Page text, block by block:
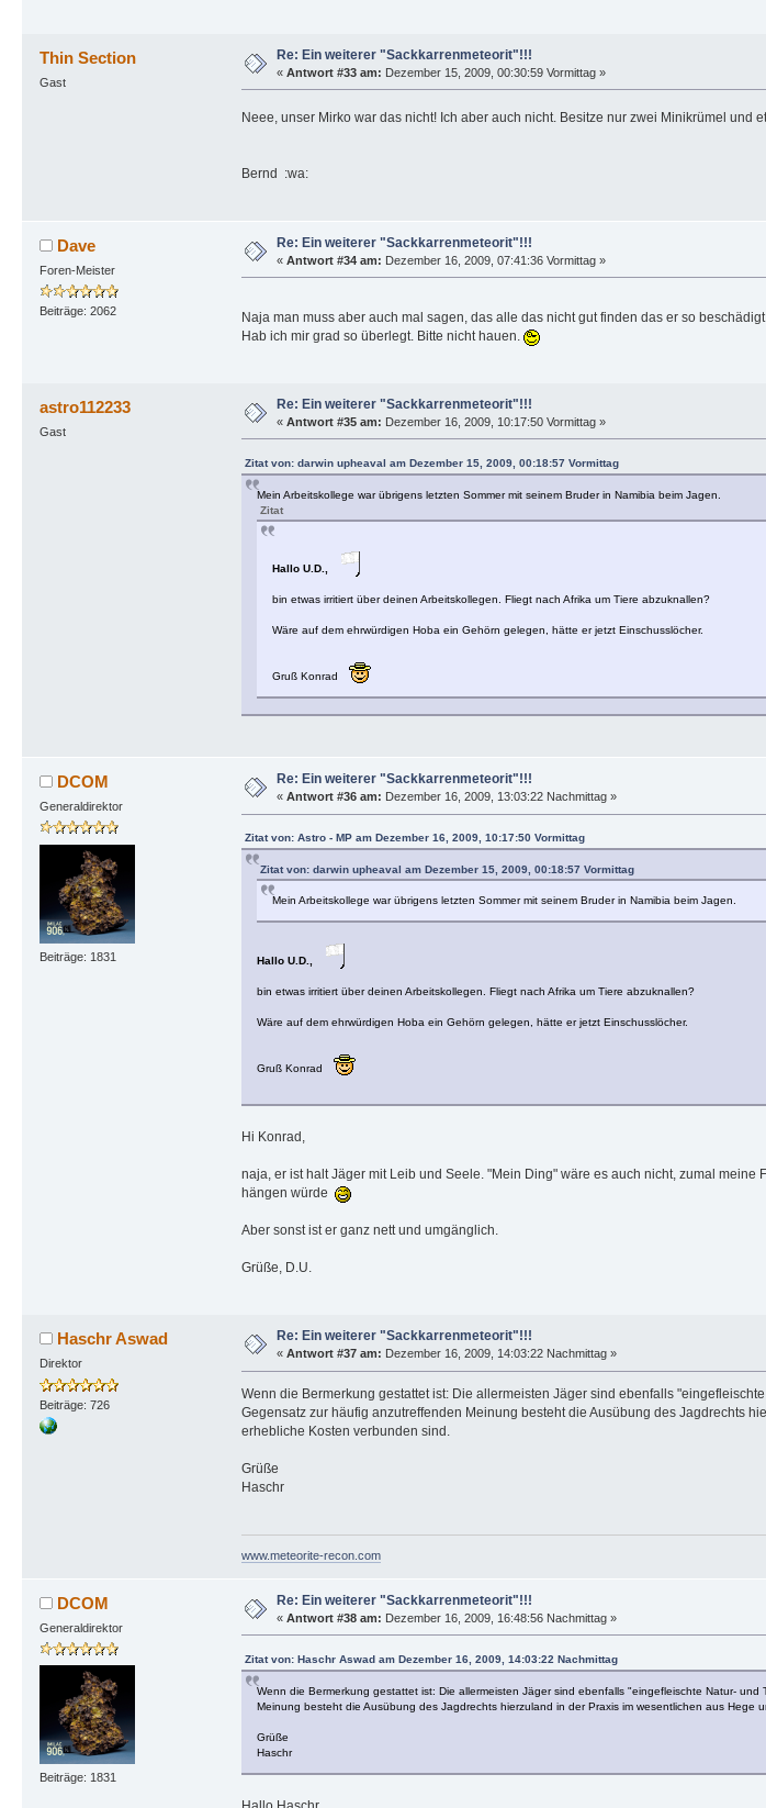
Thin Section
Gast
Re: Ein weiterer "Sackkarrenmeteorit"!!!
« Antwort #33 am: Dezember 15, 2009, 00:30:59 Vormittag »
Neee, unser Mirko war das nicht! Ich aber auch nicht. Besitze nur zwei Minikrümel und
Bernd :wa:
Dave
Foren-Meister
Beiträge: 2062
Re: Ein weiterer "Sackkarrenmeteorit"!!!
« Antwort #34 am: Dezember 16, 2009, 07:41:36 Vormittag »
Naja man muss aber auch mal sagen, das alle das nicht gut finden das er so
Hab ich mir grad so überlegt. Bitte nicht hauen.
astro112233
Gast
Re: Ein weiterer "Sackkarrenmeteorit"!!!
« Antwort #35 am: Dezember 16, 2009, 10:17:50 Vormittag »
Zitat von: darwin upheaval am Dezember 15, 2009, 00:18:57 Vormittag
Mein Arbeitskollege war übrigens letzten Sommer mit seinem Bruder in Namibia beim Jagen.
Zitat
Hallo U.D.,
bin etwas irritiert über deinen Arbeitskollegen. Fliegt nach Afrika um Tiere abzuknallen?
Wäre auf dem ehrwürdigen Hoba ein Gehörn gelegen, hätte er jetzt Einschusslöcher.
Gruß Konrad
DCOM
Generaldirektor
Beiträge: 1831
Re: Ein weiterer "Sackkarrenmeteorit"!!!
« Antwort #36 am: Dezember 16, 2009, 13:03:22 Nachmittag »
Zitat von: Astro - MP am Dezember 16, 2009, 10:17:50 Vormittag
Zitat von: darwin upheaval am Dezember 15, 2009, 00:18:57 Vormittag
Mein Arbeitskollege war übrigens letzten Sommer mit seinem Bruder in Namibia beim Jagen.
Hallo U.D.,
bin etwas irritiert über deinen Arbeitskollegen. Fliegt nach Afrika um Tiere abzuknallen?
Wäre auf dem ehrwürdigen Hoba ein Gehörn gelegen, hätte er jetzt Einschusslöcher.
Gruß Konrad
Hi Konrad,
naja, er ist halt Jäger mit Leib und Seele. "Mein Ding" wäre es auch nicht, zumal
hängen würde
Aber sonst ist er ganz nett und umgänglich.
Grüße, D.U.
Haschr Aswad
Direktor
Beiträge: 726
Re: Ein weiterer "Sackkarrenmeteorit"!!!
« Antwort #37 am: Dezember 16, 2009, 14:03:22 Nachmittag »
Wenn die Bermerkung gestattet ist: Die allermeisten Jäger sind ebenfalls
Gegensatz zur häufig anzutreffenden Meinung besteht die Ausübung des Jagdrechts
erhebliche Kosten verbunden sind.
Grüße
Haschr
www.meteorite-recon.com
DCOM
Generaldirektor
Beiträge: 1831
Re: Ein weiterer "Sackkarrenmeteorit"!!!
« Antwort #38 am: Dezember 16, 2009, 16:48:56 Nachmittag »
Zitat von: Haschr Aswad am Dezember 16, 2009, 14:03:22 Nachmittag
Wenn die Bermerkung gestattet ist: Die allermeisten Jäger sind ebenfalls "eingefleischte Natur-
Meinung besteht die Ausübung des Jagdrechts hierzuland in der Praxis im wesentlichen aus
Grüße
Haschr